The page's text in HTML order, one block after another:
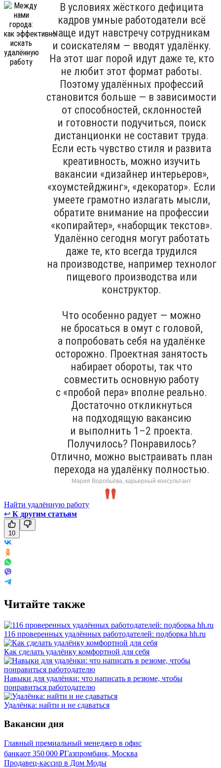
В условиях жёсткого дефицита
кадров умные работодатели всё
чаще идут навстречу сотрудникам
и соискателям — вводят удалёнку.
На этот шаг порой идут даже те, кто
не любит этот формат работы.
Поэтому удалённых профессий
становится больше — в зависимости
от способностей, склонностей
и готовности подучиться, поиск
дистанционки не составит труда.
Если есть чувство стиля и развита
креативность, можно изучить
вакансии «дизайнер интерьеров»,
«хоумстейджинг», «декоратор». Если
умеете грамотно излагать мысли,
обратите внимание на профессии
«копирайтер», «наборщик текстов».
Удалённо сегодня могут работать
даже те, кто всегда трудился
на производстве, например технолог
пищевого производства или
конструктор.
Что особенно радует — можно
не бросаться в омут с головой,
а попробовать себя на удалёнке
осторожно. Проектная занятость
набирает обороты, так что
совместить основную работу
с «пробой пера» вполне реально.
Достаточно откликнуться
на подходящую вакансию
и выполнить 1–2 проекта.
Получилось? Понравилось?
Отлично, можно выстраивать план
перехода на удалёнку полностью.
Мария Воробьёва, карьерный консультант
Найти удалённую работу
↩ К другим статьям
10
Читайте также
116 проверенных удалённых работодателей: подборка hh.ru
Как сделать удалёнку комфортной для себя
Навыки для удалёнки: что написать в резюме, чтобы
понравиться работодателю
Удалёнка: найти и не сдаваться
Вакансии дня
Главный премиальный менеджер в офис
банкаот 350 000 ₽Газпромбанк, Москва
Продавец-кассир в Дом Моды